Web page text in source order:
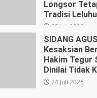
Longsor
Tradisi
25 Juli 2026
SIDANG
Kesaksian
Hakim Tegur
Dinilai Tidak
24 Juli 2026